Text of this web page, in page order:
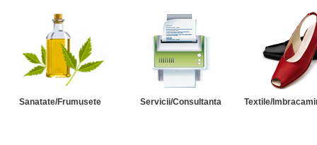
Sanatate/Frumusete Servicii/Consultanta Textile/